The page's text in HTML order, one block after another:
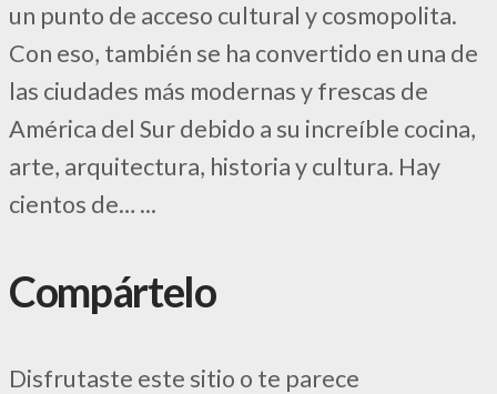
un punto de acceso cultural y cosmopolita.
Con eso, también se ha convertido en una de
las ciudades más modernas y frescas de
América del Sur debido a su increíble cocina,
arte, arquitectura, historia y cultura. Hay
cientos de… ...
Compártelo
Disfrutaste este sitio o te parece